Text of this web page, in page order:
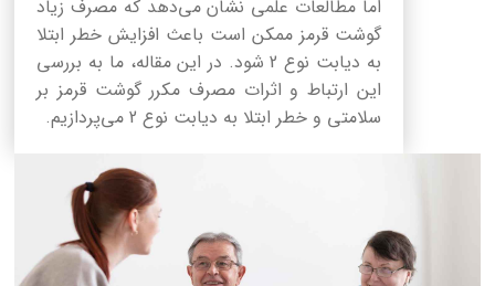
اما مطالعات علمی نشان می‌دهد که مصرف زیاد
گوشت قرمز ممکن است باعث افزایش خطر ابتلا
به دیابت نوع 2 شود. در این مقاله، ما به بررسی
این ارتباط و اثرات مصرف مکرر گوشت قرمز بر
سلامتی و خطر ابتلا به دیابت نوع 2 می‌پردازیم.